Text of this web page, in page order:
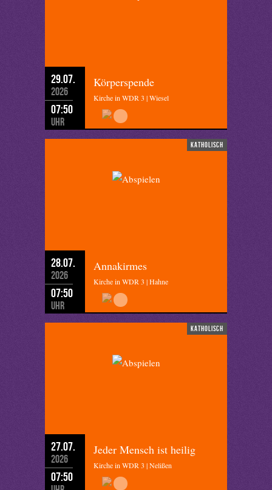
29.07.
2026
07:50
Uhr
Körperspende
Kirche in WDR 3 | Wiesel
katholisch
28.07.
2026
07:50
Uhr
Annakirmes
Kirche in WDR 3 | Hahne
katholisch
27.07.
2026
07:50
Jeder Mensch ist heilig
Kirche in WDR 3 | Nelißen